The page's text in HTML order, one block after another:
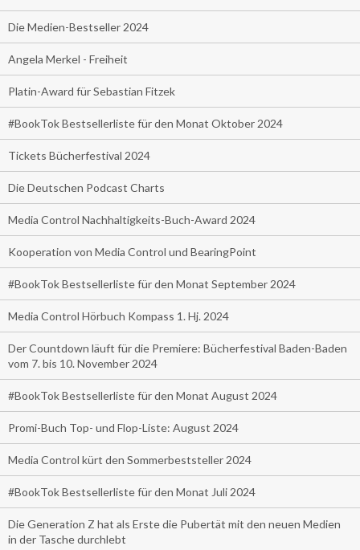
Die Medien-Bestseller 2024
Angela Merkel - Freiheit
Platin-Award für Sebastian Fitzek
#BookTok Bestsellerliste für den Monat Oktober 2024
Tickets Bücherfestival 2024
Die Deutschen Podcast Charts
Media Control Nachhaltigkeits-Buch-Award 2024
Kooperation von Media Control und BearingPoint
#BookTok Bestsellerliste für den Monat September 2024
Media Control Hörbuch Kompass 1. Hj. 2024
Der Countdown läuft für die Premiere: Bücherfestival Baden-Baden
vom 7. bis 10. November 2024
#BookTok Bestsellerliste für den Monat August 2024
Promi-Buch Top- und Flop-Liste: August 2024
Media Control kürt den Sommerbeststeller 2024
#BookTok Bestsellerliste für den Monat Juli 2024
Die Generation Z hat als Erste die Pubertät mit den neuen Medien
in der Tasche durchlebt